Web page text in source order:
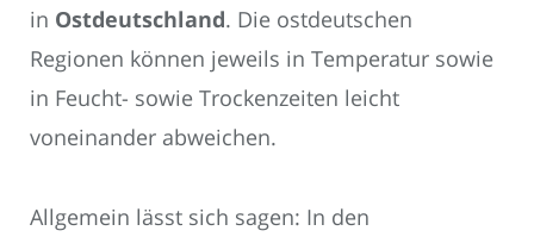
in Ostdeutschland. Die ostdeutschen
Regionen können jeweils in Temperatur sowie
in Feucht- sowie Trockenzeiten leicht
voneinander abweichen.
Allgemein lässt sich sagen: In den